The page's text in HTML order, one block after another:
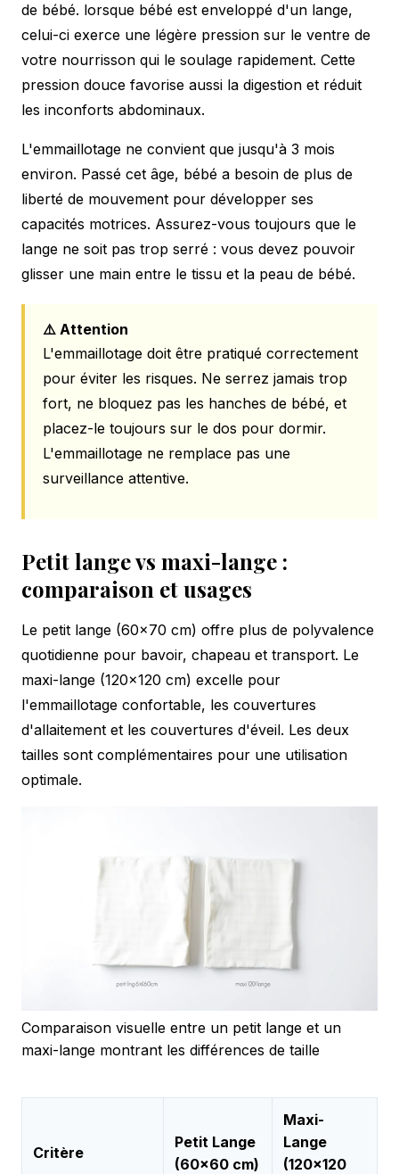
de bébé. lorsque bébé est enveloppé d'un lange,
celui-ci exerce une légère pression sur le ventre de
votre nourrisson qui le soulage rapidement. Cette
pression douce favorise aussi la digestion et réduit
les inconforts abdominaux.
L'emmaillotage ne convient que jusqu'à 3 mois
environ. Passé cet âge, bébé a besoin de plus de
liberté de mouvement pour développer ses
capacités motrices. Assurez-vous toujours que le
lange ne soit pas trop serré : vous devez pouvoir
glisser une main entre le tissu et la peau de bébé.
⚠️ Attention
L'emmaillotage doit être pratiqué correctement
pour éviter les risques. Ne serrez jamais trop
fort, ne bloquez pas les hanches de bébé, et
placez-le toujours sur le dos pour dormir.
L'emmaillotage ne remplace pas une
surveillance attentive.
Petit lange vs maxi-lange :
comparaison et usages
Le petit lange (60×70 cm) offre plus de polyvalence
quotidienne pour bavoir, chapeau et transport. Le
maxi-lange (120×120 cm) excelle pour
l'emmaillotage confortable, les couvertures
d'allaitement et les couvertures d'éveil. Les deux
tailles sont complémentaires pour une utilisation
optimale.
Comparaison visuelle entre un petit lange et un
maxi-lange montrant les différences de taille
Critère
Petit Lange
(60×60 cm)
Maxi-
Lange
(120×120